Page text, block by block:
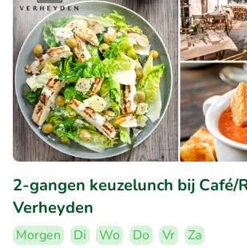
2-gangen keuzelunch bij Café/
Verheyden
Morgen Di Wo Do Vr Za